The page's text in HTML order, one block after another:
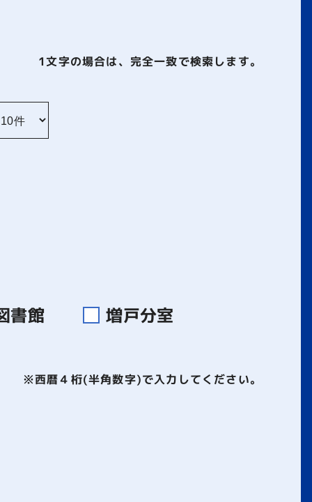
1文字の場合は、完全一致で検索します。
書館 増戸分室
※西暦４桁(半角数字)で入力してください。